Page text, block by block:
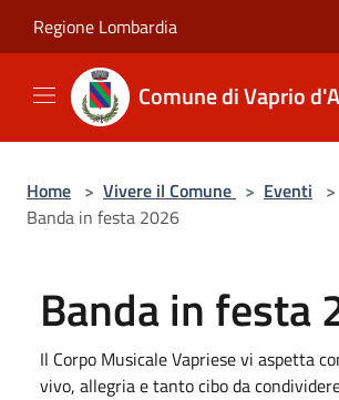
Regione Lombardia
Comune di Vaprio
Home > Vivere il Comune > Eventi >
Banda in festa 2026
Banda in festa
Il Corpo Musicale Vapriese vi aspetta
vivo, allegria e tanto cibo da